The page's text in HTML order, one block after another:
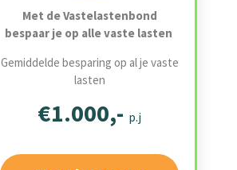
Met de Vastelastenbond
bespaar je op alle vaste lasten
Gemiddelde besparing op al je vaste
lasten
€1.000,- p.j